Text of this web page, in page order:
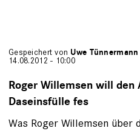
Gespeichert von Uwe
14.08.2012 - 10:00
Roger Willemsen will
Daseinsfülle fes
Was Roger Willemsen über